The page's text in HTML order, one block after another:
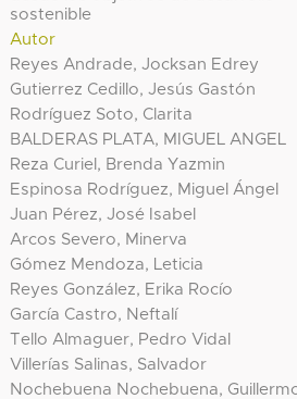
sostenible
Autor
Reyes Andrade, Jocksan Edrey
Gutierrez Cedillo, Jesús Gastón
Rodríguez Soto, Clarita
BALDERAS PLATA, MIGUEL ANGEL
Reza Curiel, Brenda Yazmin
Espinosa Rodríguez, Miguel Ángel
Juan Pérez, José Isabel
Arcos Severo, Minerva
Gómez Mendoza, Leticia
Reyes González, Erika Rocío
García Castro, Neftalí
Tello Almaguer, Pedro Vidal
Villerías Salinas, Salvador
Nochebuena Nochebuena,